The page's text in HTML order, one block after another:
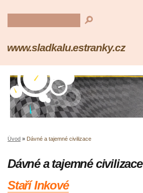
www.sladkalu.estranky.cz
Úvod » Dávné a tajemné civilizace
Dávné a tajemné civilizace
Staří Inkové